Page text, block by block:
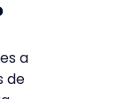
a
de